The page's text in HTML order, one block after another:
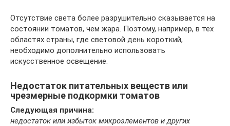
Отсутствие света более разрушительно сказывается на
состоянии томатов, чем жара. Поэтому, например, в тех
областях страны, где световой день короткий,
необходимо дополнительно использовать
искусственное освещение.
Недостаток питательных веществ или
чрезмерные подкормки томатов
Следующая причина:
недостаток или избыток микроэлементов и других